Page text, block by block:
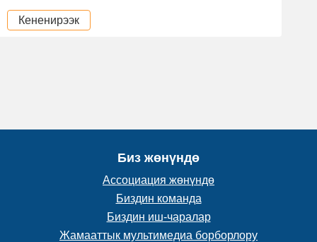
Кененирээк
Биз жөнүндө
Ассоциация жөнүндө
Биздин команда
Биздин иш-чаралар
Жамааттык мультимедиа борборлору